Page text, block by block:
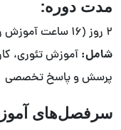
مدت دوره:
۲ روز (۱۶ ساعت آموزش رسمی به‌صورت حضوری یا آنلاین)
شامل: آموزش تئوری،
پرسش و پاسخ تخصصی
سرفصل‌های